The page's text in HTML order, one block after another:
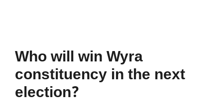
Who will win Wyra
constituency in the next
election?